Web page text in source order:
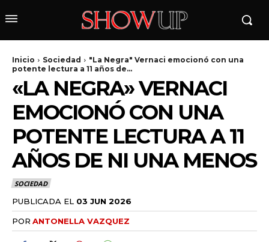
Inicio Sociedad
"La Negra" Vernaci emocionó con una
potente lectura a 11 años de...
«LA NEGRA» VERNACI
EMOCIONÓ CON UNA
POTENTE LECTURA A 11
AÑOS DE NI UNA MENOS
SOCIEDAD
PUBLICADA EL 03 JUN 2026
POR ANTONELLA VAZQUEZ